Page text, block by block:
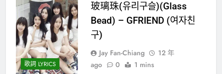
歌詞 LYRICS
玻璃珠(유리구슬)(Glass
Bead) – GFRIEND (여자친
구)
Jay Fan-Chiang
12 年
ago
0 1 mins